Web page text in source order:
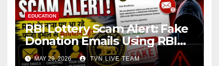
EDUCATION
RBI Lottery Scam Alert: Fake
Donation Emails Using RBI
Name Target Indian Users
MAY 29, 2026 TVN LIVE TEAM